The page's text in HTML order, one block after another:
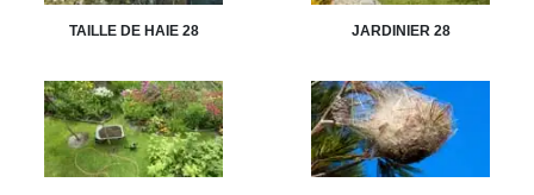
TAILLE DE HAIE 28 JARDINIER 28